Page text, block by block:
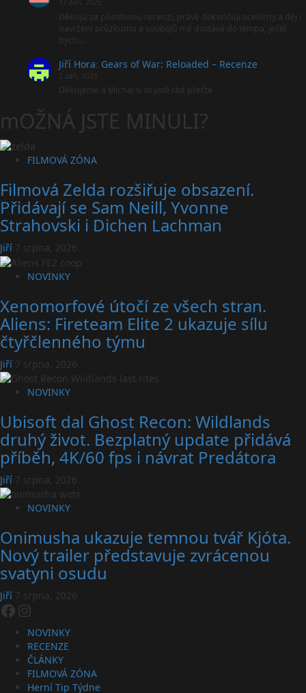
17 září, 2025
Děkuju za působivou recenzí, právě dokončuji ocelárny a děj i
navržení průzkumu a soubojů mě dostává do tempa, ještě
bych…
Jiří Hora Gears of War: Reloaded – Recenze
2 září, 2025
Děkujeme a Michal si to jistě rád přečte
mOŽNÁ JSTE MINULI?
FILMOVÁ ZÓNA
Filmová Zelda rozšiřuje obsazení.
Přidávají se Sam Neill, Yvonne
Strahovski i Dichen Lachman
Jiří 7 srpna, 2026
NOVINKY
Xenomorfové útočí ze všech stran.
Aliens: Fireteam Elite 2 ukazuje sílu
čtyřčlenného týmu
Jiří 7 srpna, 2026
NOVINKY
Ubisoft dal Ghost Recon: Wildlands
druhý život. Bezplatný update přidává
příběh, 4K/60 fps i návrat Predátora
Jiří 7 srpna, 2026
NOVINKY
Onimusha ukazuje temnou tvář Kjóta.
Nový trailer představuje zvrácenou
svatyni osudu
Jiří 7 srpna, 2026
Facebook
Instagram
NOVINKY
RECENZE
ČLÁNKY
FILMOVÁ ZÓNA
Herní Tip Týdne